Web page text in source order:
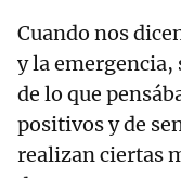
Cuando nos
y la emergencia,
de lo que
positivos y de
realizan ciertas